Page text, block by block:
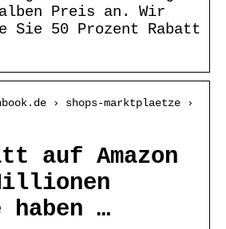
Preis an. Wir
Sie 50 Prozent Rabatt
› shops-marktplaetze ›
auf Amazon
haben …